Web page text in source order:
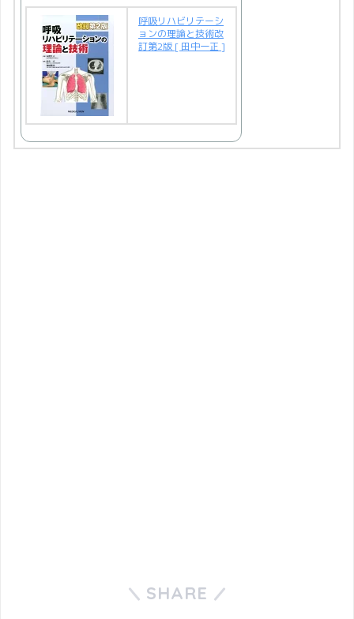
呼吸リハビリテーシ
ョンの理論と技術改
訂第2版 [ 田中一正 ]
SHARE